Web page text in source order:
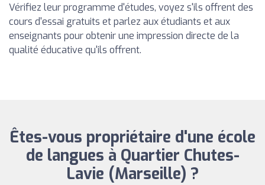
Vérifiez leur programme d'études, voyez s'ils offrent des
cours d'essai gratuits et parlez aux étudiants et aux
enseignants pour obtenir une impression directe de la
qualité éducative qu'ils offrent.
Êtes-vous propriétaire d'une école
de langues à Quartier Chutes-
Lavie (Marseille) ?